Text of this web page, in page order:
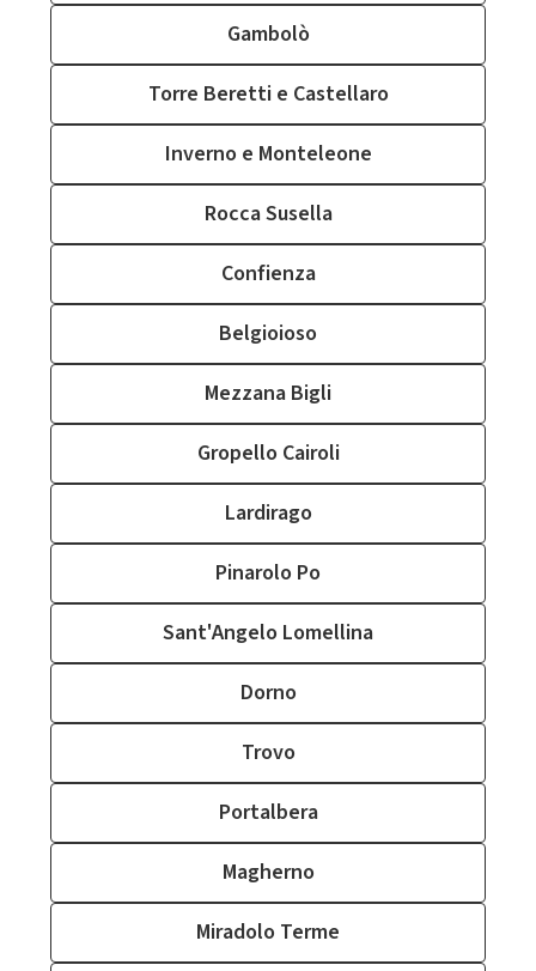
Gambolò
Torre Beretti e Castellaro
Inverno e Monteleone
Rocca Susella
Confienza
Belgioioso
Mezzana Bigli
Gropello Cairoli
Lardirago
Pinarolo Po
Sant'Angelo Lomellina
Dorno
Trovo
Portalbera
Magherno
Miradolo Terme